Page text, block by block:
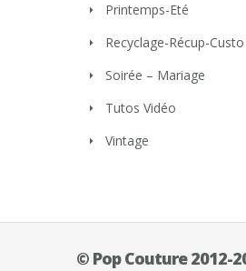
Printemps-Eté
Recyclage-Récup-Custo
Soirée – Mariage
Tutos Vidéo
Vintage
© Pop Couture 2012-